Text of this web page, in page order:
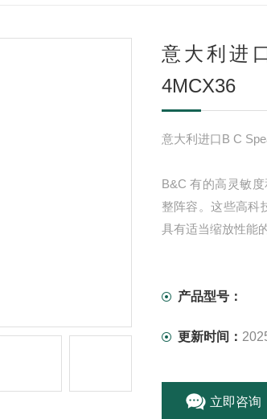
意大利进
4MCX36
意大利进口B C
B&C 有的高灵敏
整阵容。这些高科
具有适当缩放性能
所述4MCX3
产品型号：
更新时间：
立即咨询